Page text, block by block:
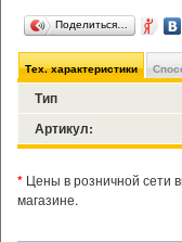
Поделиться…
Тех. характеристики
Тип
Артикул:
* Цены в розничной сети
магазине.